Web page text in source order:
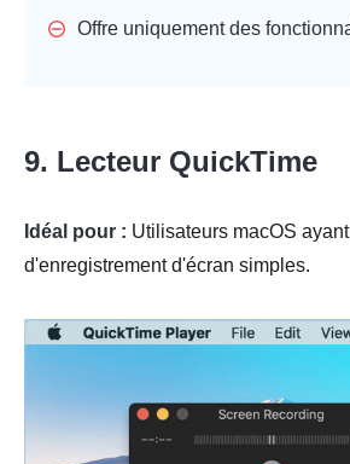
Offre uniquement des
9. Lecteur QuickTime
Idéal pour : Utilisateurs macOS
d'enregistrement d'écran simples.